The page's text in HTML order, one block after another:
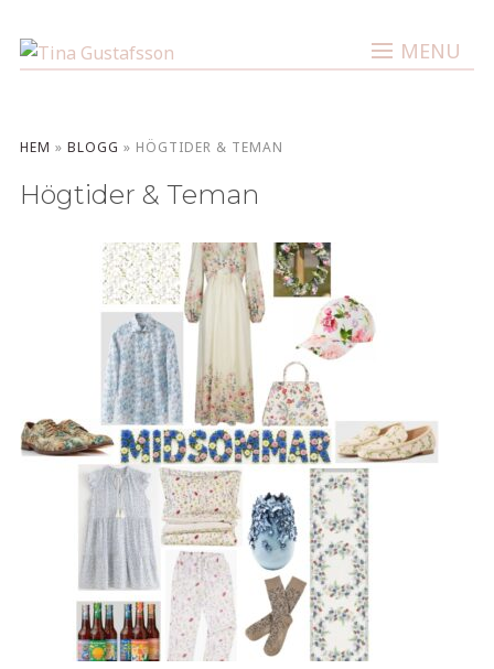
MENU
HEM » BLOGG » HÖGTIDER & TEMAN
Högtider & Teman